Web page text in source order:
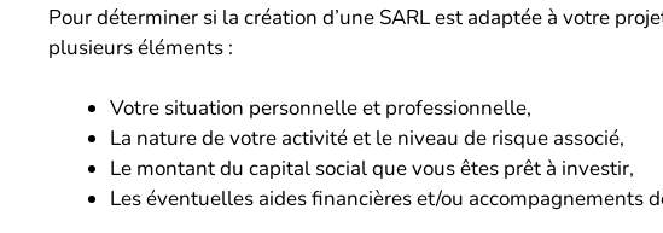
Pour déterminer si la création d’une SARL est adaptée à votre
plusieurs éléments :
Votre situation personnelle et professionnelle,
La nature de votre activité et le niveau de risque associé,
Le montant du capital social que vous êtes prêt à investir,
Les éventuelles aides financières et/ou accompagnements